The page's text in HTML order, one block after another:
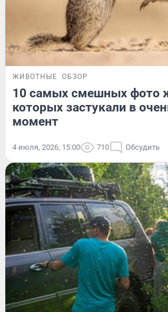
ЖИВОТНЫЕ ОБЗОР
10 самых смешных фото
которых застукали в
момент
4 июля, 2026, 15:00 710 Обсудить